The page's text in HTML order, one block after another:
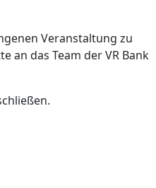
Veranstaltung zu
an das Team der VR Bank